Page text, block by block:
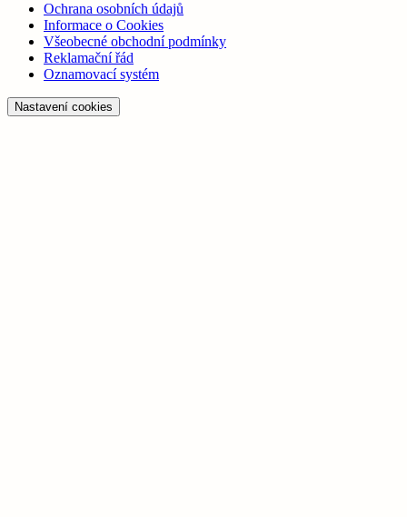
Ochrana osobních údajů
Informace o Cookies
Všeobecné obchodní podmínky
Reklamační řád
Oznamovací systém
Nastavení cookies